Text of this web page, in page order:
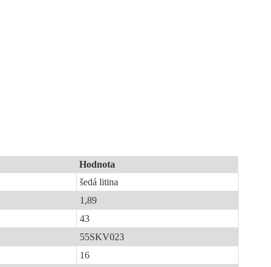
Hodnota
šedá litina
1,89
43
55SKV023
16